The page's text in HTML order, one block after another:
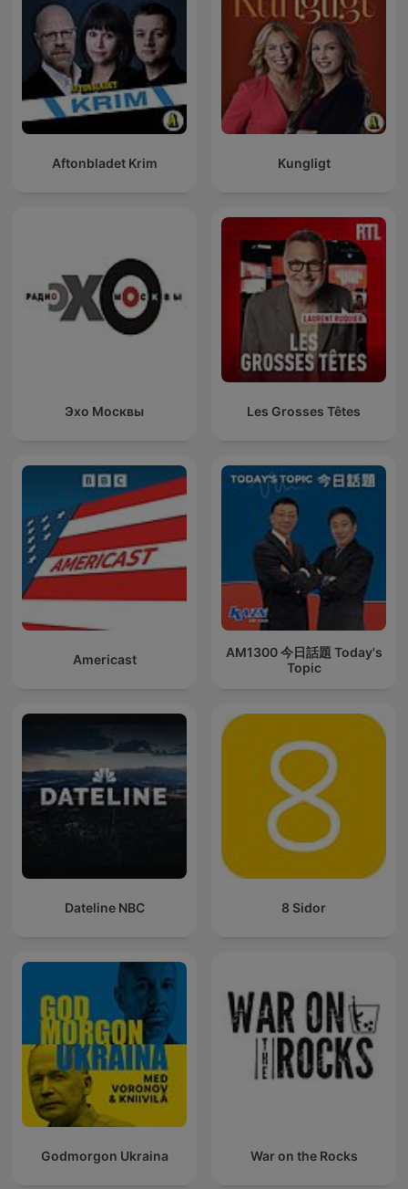
Aftonbladet Krim Kungligt
Эхо Москвы Les Grosses Têtes
Americast
AM1300 今日話題 Today's
Topic
Dateline NBC 8 Sidor
Godmorgon Ukraina War on the Rocks